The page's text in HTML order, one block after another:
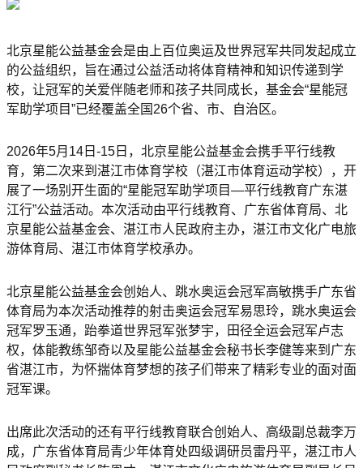
北京星能公益基金会是由上百位奥运及世界冠军共同发起成立
的公益组织，旨在通过公益活动将体育精神和知识传递到学
校，让冠军的关爱伴随老师和孩子共同成长，基金会“星能冠
军助学项目”已经覆盖全国26个省、市、自治区。
2026年5月14日-15日，北京星能公益基金会携手平行线教
育，第二次来到湛江市体育学校（湛江市体育运动学校），开
展了一场别开生面的“星能冠军助学项目—平行线教育广东湛
江行”公益活动。本次活动由平行线教育、广东省体育局、北
京星能公益基金会、湛江市人民政府主办，湛江市文化广电旅
游体育局、湛江市体育学校承办。
北京星能公益基金会创始人、跳水奥运会冠军高敏携手广东省
体育局为本次活动推荐的射击奥运会冠军易思玲，跳水奥运会
冠军罗玉通，跆拳道世界冠军张梦宇，田径全运会冠军卢志
权，体能教练邹奇以及星能公益基金会秘书长李健等来到广东
省湛江市，为怀揣体育梦想的孩子们带来了精彩专业的面对面
冠军课。
出席此次活动的还有平行线教育联合创始人、高级副总裁李万
成，广东省体育局青少年体育处四级调研员雷丹平，湛江市人